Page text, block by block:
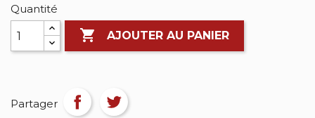
Quantité
 AJOUTER AU PANIER
Partager